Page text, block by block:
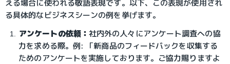
える場合に使われる敬語表現です。以下、この表現が使用され
る具体的なビジネスシーンの例を挙げます。
アンケートの依頼： 社内外の人々にアンケート調査への協
力を求める際。例: 「新商品のフィードバックを収集する
ためのアンケートを実施しております。ご協力賜りますよ